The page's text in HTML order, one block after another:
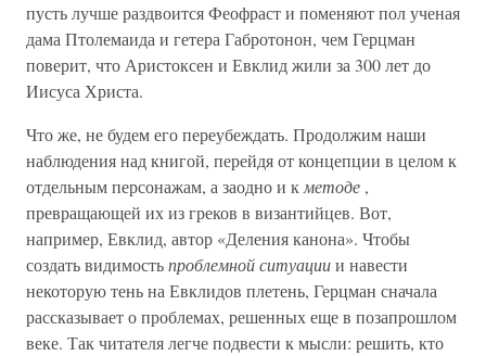
пусть лучше раздвоится Феофраст и поменяют пол ученая
дама Птолемаида и гетера Габротонон, чем Герцман
поверит, что Аристоксен и Евклид жили за 300 лет до
Иисуса Христа.
Что же, не будем его переубеждать. Продолжим наши
наблюдения над книгой, перейдя от концепции в целом к
отдельным персонажам, а заодно и к методе ,
превращающей их из греков в византийцев. Вот,
например, Евклид, автор «Деления канона». Чтобы
создать видимостьпроблемной ситуациии навести
некоторую тень на Евклидов плетень, Герцман сначала
рассказывает о проблемах, решенных еще в позапрошлом
веке. Так читателя легче подвести к мысли: решить, кто